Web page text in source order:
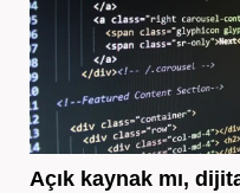
Açık kaynak mı,